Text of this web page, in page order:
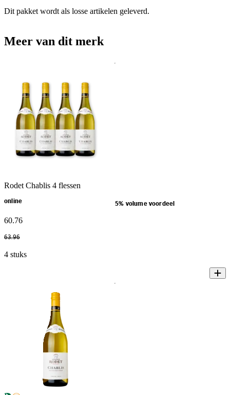
Dit pakket wordt als losse artikelen geleverd.
Meer van dit merk
Rodet Chablis 4 flessen
online 5% volume voordeel
60.76
63.96
4 stuks